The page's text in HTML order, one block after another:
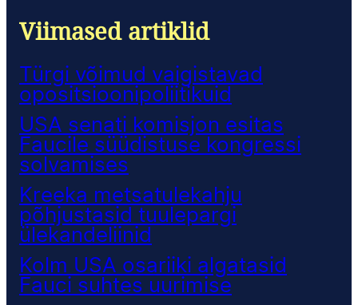
Viimased artiklid
Türgi võimud vaigistavad
opositsioonipoliitikuid
USA senati komisjon esitas
Faucile süüdistuse kongressi
solvamises
Kreeka metsatulekahju
põhjustasid tuulepargi
ülekandeliinid
Kolm USA osariiki algatasid
Fauci suhtes uurimise